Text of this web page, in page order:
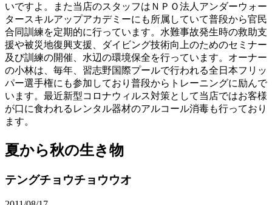
いですよ。また当店のスタッフはＮＰＯ法人アンダーウォー
タースキルアップアカデミーにも所属していて普段から官民
合同訓練を定期的に行っています。水難事故発生時の救助支
援や被災地復興支援、ダイビング技術向上のためのセミナー
及び訓練の開催、水辺の環境保全を行っています。オーナー
の小林は、毎年、習志野国際プールで行われる全日本フリッ
パー選手権にも参加しており普段からトレーニングに励んで
います。最近新型コロナウィルス対策として当店ではお客様
が口に食われるレンタル器材のアルコール消毒も行っており
ます。
夏から秋の生き物
テングチョウチョウウオ